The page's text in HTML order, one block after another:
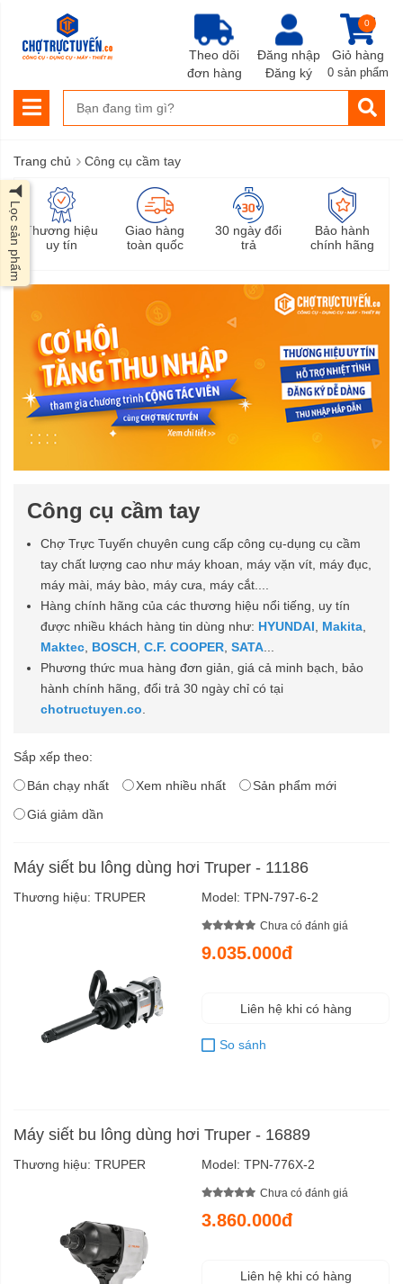
Đăng nhập
Đăng ký
Giỏ hàng
0
0 sản phẩm
Theo dõi
đơn hàng
Trang chủ › Công cụ cầm tay
Thương hiệu
uy tín
Giao hàng
toàn quốc
30 ngày đổi
trả
Bảo hành
chính hãng
Công cụ cầm tay
Chợ Trực Tuyến chuyên cung cấp công cụ-dụng cụ cầm
tay chất lượng cao như máy khoan, máy vặn vít, máy đục,
máy mài, máy bào, máy cưa, máy cắt....
Hàng chính hãng của các thương hiệu nổi tiếng, uy tín
được nhiều khách hàng tin dùng như: HYUNDAI Makita
Maktec BOSCH C.F. COOPER SATA
Phương thức mua hàng đơn giản, giá cả minh bạch, bảo
hành chính hãng, đổi trả 30 ngày chỉ có tại
chotructuyen.co
Sắp xếp theo:
Bán chạy nhất
Xem nhiều nhất
Sản phẩm mới
Giá giảm dần
Máy siết bu lông dùng hơi Truper - 11186
Thương hiệu: TRUPER Model: TPN-797-6-2
Chưa có đánh giá
9.035.000đ
Liên hệ khi có hàng
So sánh
Máy siết bu lông dùng hơi Truper - 16889
Thương hiệu: TRUPER Model: TPN-776X-2
Chưa có đánh giá
3.860.000đ
Liên hệ khi có hàng
Lọc sản phẩm